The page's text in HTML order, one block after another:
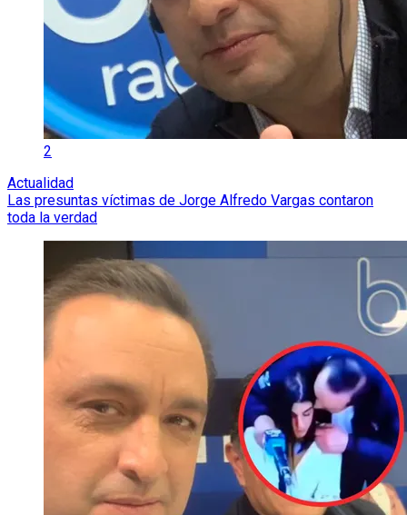
2
Actualidad
Las presuntas víctimas de Jorge Alfredo Vargas contaron
toda la verdad